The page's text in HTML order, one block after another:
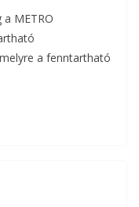
METRO
a fenntartható